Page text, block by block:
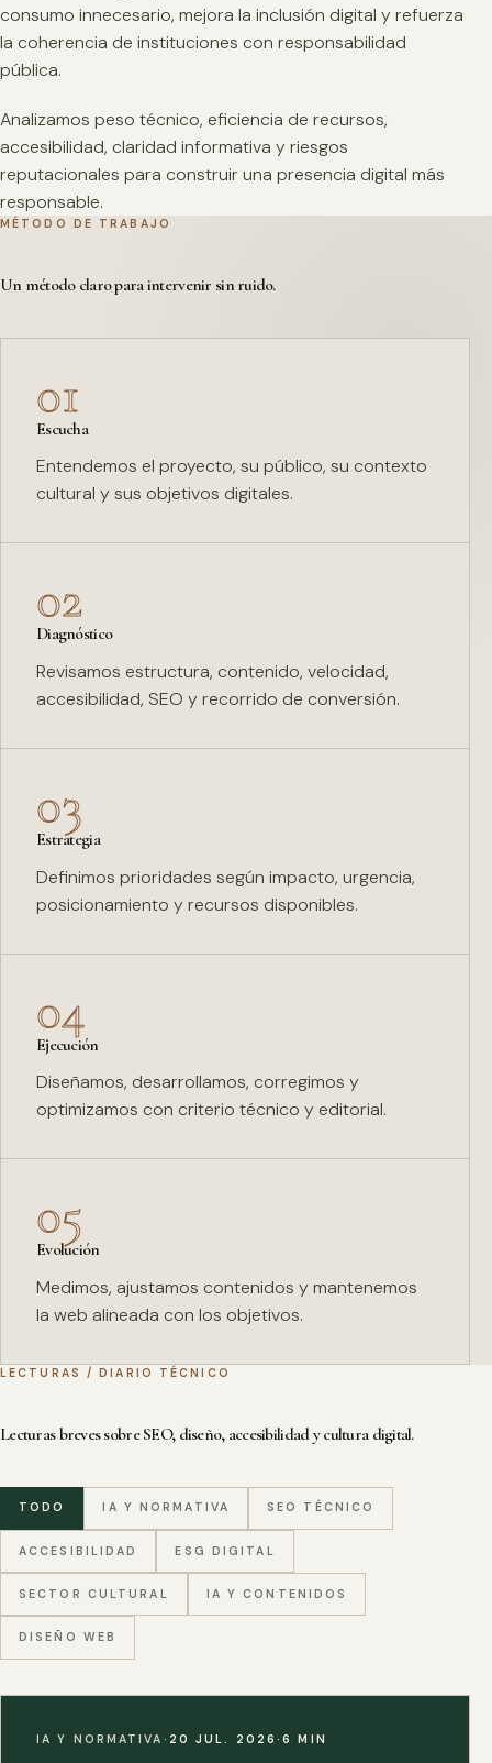
consumo innecesario, mejora la inclusión digital y refuerza
la coherencia de instituciones con responsabilidad
pública.
Analizamos peso técnico, eficiencia de recursos,
accesibilidad, claridad informativa y riesgos
reputacionales para construir una presencia digital más
responsable.
MÉTODO DE TRABAJO
Un método claro para intervenir sin ruido.
01
Escucha
Entendemos el proyecto, su público, su contexto
cultural y sus objetivos digitales.
02
Diagnóstico
Revisamos estructura, contenido, velocidad,
accesibilidad, SEO y recorrido de conversión.
03
Estrategia
Definimos prioridades según impacto, urgencia,
posicionamiento y recursos disponibles.
04
Ejecución
Diseñamos, desarrollamos, corregimos y
optimizamos con criterio técnico y editorial.
05
Evolución
Medimos, ajustamos contenidos y mantenemos
la web alineada con los objetivos.
LECTURAS / DIARIO TÉCNICO
Lecturas breves sobre SEO, diseño, accesibilidad y cultura digital.
TODO IA Y NORMATIVA SEO TÉCNICO
ACCESIBILIDAD ESG DIGITAL
SECTOR CULTURAL IA Y CONTENIDOS
DISEÑO WEB
IA Y NORMATIVA · 20 JUL. 2026·6 MIN